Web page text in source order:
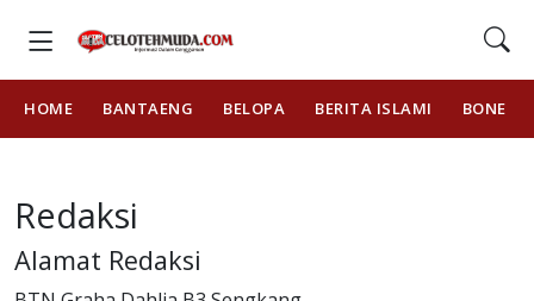
HOME BANTAENG BELOPA BERITA ISLAMI BONE
Redaksi
Alamat Redaksi